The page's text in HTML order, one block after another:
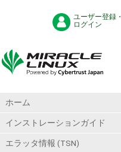
ユーザー登録・
ログイン
ホーム
インストレーションガイド
エラッタ情報 (TSN)